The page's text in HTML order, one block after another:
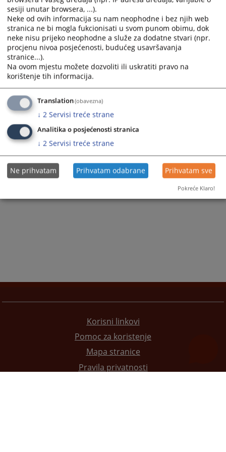
kancelariji Osnovnog suda u Tesliću.
Prikazana vijest je na: Srpski jezik
1132 PREGLEDA
Korisni linkovi
Pomoc za koristenje
Mapa stranice
Pravila privatnosti
sesiji unutar browsera, ...).
Neke od ovih informacija su nam neophodne i bez njih web
stranica ne bi mogla fukcionisati u svom punom obimu, dok
neke nisu prijeko neophodne a služe za dodatne stvari (npr.
procjenu nivoa posjećenosti, budućeg usavršavanja
stranice...).
Na ovom mjestu možete dozvoliti ili uskratiti pravo na
korištenje tih informacija.
Translation(obavezna)
↓ 2 Servisi treće strane
Analitika o posjećenosti stranica
↓ 2 Servisi treće strane
Ne prihvatam Prihvatam odabrane Prihvatam sve
Pokreće Klaro!